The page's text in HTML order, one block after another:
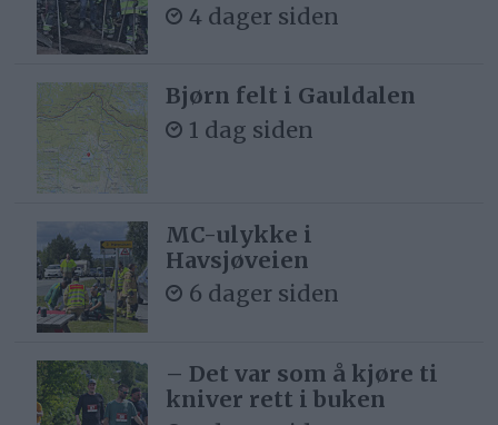
4 dager siden
Bjørn felt i Gauldalen
1 dag siden
MC-ulykke i
Havsjøveien
6 dager siden
– Det var som å kjøre ti
kniver rett i buken